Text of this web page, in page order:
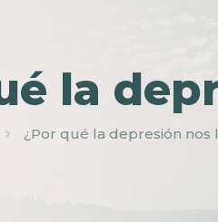
la
¿Por qué la depresión nos